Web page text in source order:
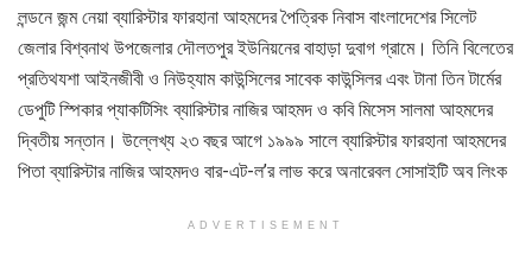
লন্ডনে জন্ম নেয়া ব্যারিস্টার ফারহানা আহমদের পৈত্রিক নিবাস বাংলাদেশের সিলেট
জেলার বিশ্বনাথ উপজেলার দৌলতপুর ইউনিয়নের বাহাড়া দুবাগ গ্রামে। তিনি বিলেতের
প্রতিথযশা আইনজীবী ও নিউহ্যাম কাউন্সিলের সাবেক কাউন্সিলর এবং টানা তিন টার্মের
ডেপুটি স্পিকার প্যাকটিসিং ব্যারিস্টার নাজির আহমদ ও কবি মিসেস সালমা আহমদের
দ্বিতীয় সন্তান। উল্লেখ্য ২৩ বছর আগে ১৯৯৯ সালে ব্যারিস্টার ফারহানা আহমদের
পিতা ব্যারিস্টার নাজির আহমদও বার-এট-ল’র লাভ করে অনারেবল সোসাইটি অব লিংক
ADVERTISEMENT